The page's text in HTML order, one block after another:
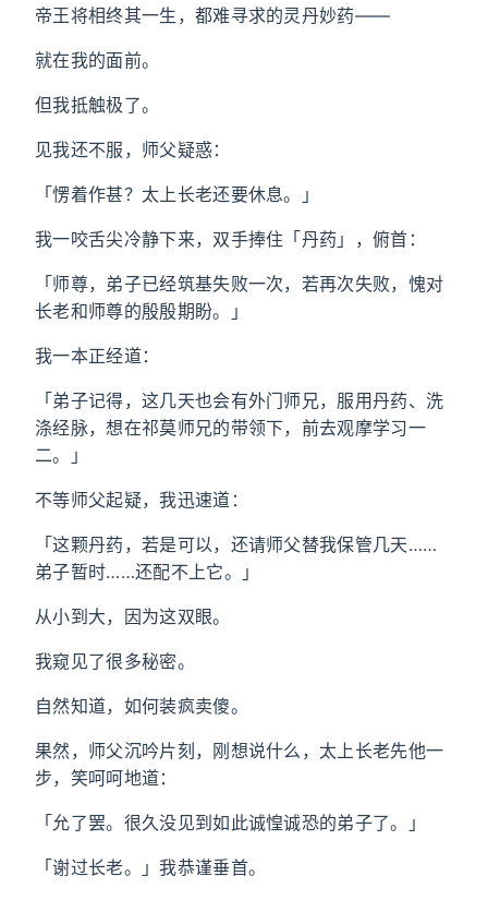
帝王将相终其一生，都难寻求的灵丹妙药——
就在我的面前。
但我抵触极了。
见我还不服，师父疑惑：
「愣着作甚？太上长老还要休息。」
我一咬舌尖冷静下来，双手捧住「丹药」，俯首：
「师尊，弟子已经筑基失败一次，若再次失败，愧对
长老和师尊的殷殷期盼。」
我一本正经道：
「弟子记得，这几天也会有外门师兄，服用丹药、洗
涤经脉，想在祁莫师兄的带领下，前去观摩学习一
二。」
不等师父起疑，我迅速道：
「这颗丹药，若是可以，还请师父替我保管几天……
弟子暂时……还配不上它。」
从小到大，因为这双眼。
我窥见了很多秘密。
自然知道，如何装疯卖傻。
果然，师父沉吟片刻，刚想说什么，太上长老先他一
步，笑呵呵地道：
「允了罢。很久没见到如此诚惶诚恐的弟子了。」
「谢过长老。」我恭谨垂首。